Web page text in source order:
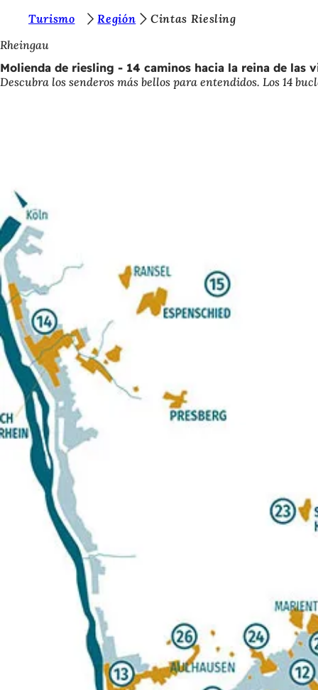
Saltar al contenido
s
t
á
:
Turismo Región
Cintas Riesling
Rheingau
Molienda de riesling - 14 caminos hacia la reina de las
Descubra los senderos más bellos para entendidos. Los 14